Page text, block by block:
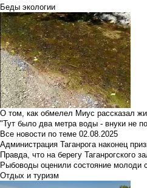
Беды экологии
О том, как обмелел Миус рассказал
"Тут было два метра воды - внуки не
Все новости по теме 02.08.2025
Администрация Таганрога наконец
Правда, что на берегу Таганрогского
Рыбоводы оценили состояние молоди
Отдых и туризм